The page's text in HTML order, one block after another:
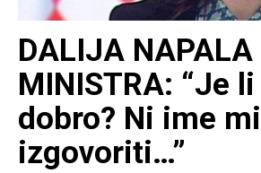
DALIJA NAPALA
MINISTRA: “Je
dobro? Ni ime
izgovoriti…”